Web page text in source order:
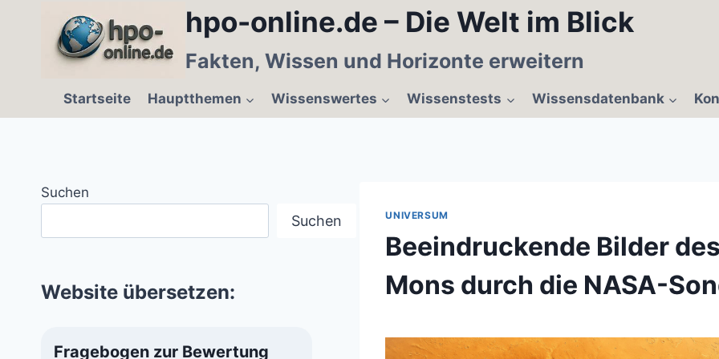
hpo-online.de – Die Welt im Blick
Fakten, Wissen und Horizonte erweitern
Startseite Hauptthemen Wissenswertes Wissenstests Wissensdatenbank
UNIVERSUM
Beeindruckende Bilder
Mons durch die NASA-
Suchen
Suchen
Website übersetzen:
Fragebogen zur Bewertung